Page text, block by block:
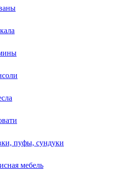
пуфы, сундуки
мебель